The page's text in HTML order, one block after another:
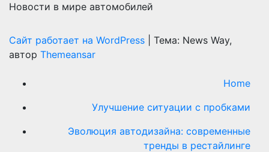
Новости в мире автомобилей
Сайт работает на WordPress
Тема: News Way,
автор Themeansar
Home
Улучшение ситуации с пробками
Эволюция автодизайна: современные
тренды в рестайлинге